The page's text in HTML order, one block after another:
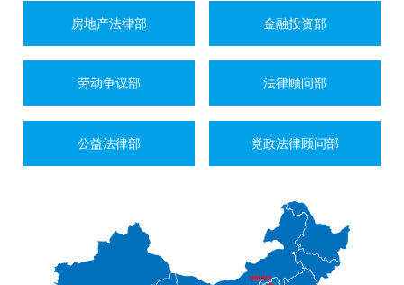
房地产法律部 金融投资部
劳动争议部 法律顾问部
公益法律部 党政法律顾问部